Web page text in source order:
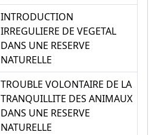
INTRODUCTION
IRREGULIERE DE VEGETAL
DANS UNE RESERVE
NATURELLE
TROUBLE VOLONTAIRE DE LA
TRANQUILLITE DES ANIMAUX
DANS UNE RESERVE
NATURELLE